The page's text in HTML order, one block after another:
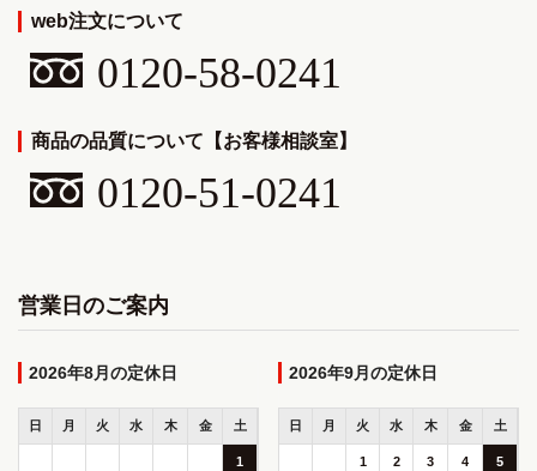
web注文について
0120-58-0241
商品の品質について【お客様相談室】
0120-51-0241
営業日のご案内
2026年8月
日 月 火 水 木 金 土
1
2026年9月
日 月 火 水 木 金 土
1 2 3 4 5